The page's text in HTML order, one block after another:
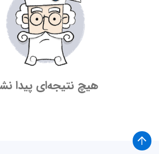
هیچ نتیجه‌ای پیدا